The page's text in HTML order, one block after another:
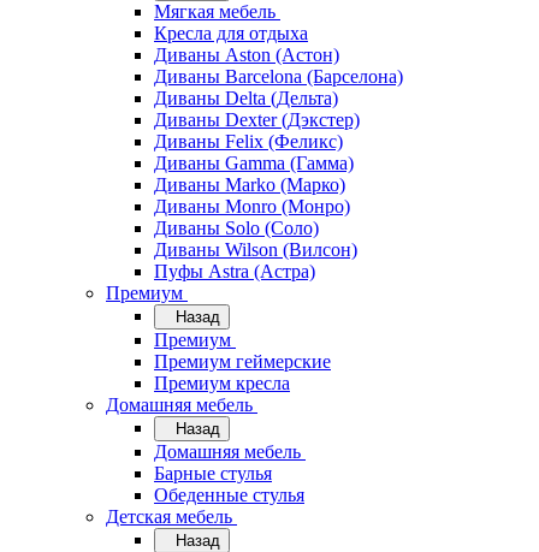
Мягкая мебель
Кресла для отдыха
Диваны Aston (Астон)
Диваны Barcelona (Барселона)
Диваны Delta (Дельта)
Диваны Dexter (Дэкстер)
Диваны Felix (Феликс)
Диваны Gamma (Гамма)
Диваны Marko (Марко)
Диваны Monro (Монро)
Диваны Solo (Соло)
Диваны Wilson (Вилсон)
Пуфы Astra (Астра)
Премиум
Назад
Премиум
Премиум геймерские
Премиум кресла
Домашняя мебель
Назад
Домашняя мебель
Барные стулья
Обеденные стулья
Детская мебель
Назад